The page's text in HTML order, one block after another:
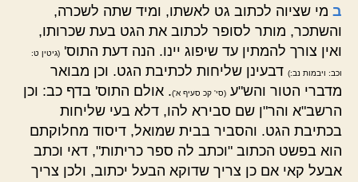
ב מי שציוה לכתוב גט לאשתו, ומיד שתה לשכרה,
והשתכר, מותר לסופר לכתוב את הגט בעת שכרותו,
ואין צורך להמתין עד שיפוג יינו. הנה דעת התוס' (גיטין ט:
וכב: ויבמות נב:) דבעינן שליחות לכתיבת הגט. וכן מבואר
מדברי הטור והש"ע (סי' קכ סעיף א'). אולם התוס' בדף כב: וכן
הרשב"א והר"ן שם סבירא להו, דלא בעי שליחות
בכתיבת הגט. והסביר בבית שמואל, דיסוד מחלוקתם
הוא בפשט הכתוב "וכתב לה ספר כריתות", דאי וכתב
אבעל קאי אם כן צריך שדוקא הבעל יכתוב, ולכן צריך